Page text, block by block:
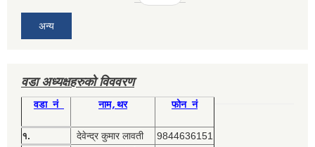
अन्य
वडा अध्यक्षहरुको विववरण
वडा नं नाम,थर फोन नं
१. देवेन्द्र कुमार लावती
9844636151